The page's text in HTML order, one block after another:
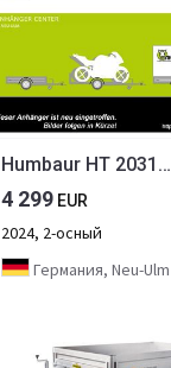
Humbaur HT 203116 Hochlader 2,0 to. 3100 x 1650 x 300 mm
4 299 EUR
2024, 2-осный
Германия, Neu-Ulm